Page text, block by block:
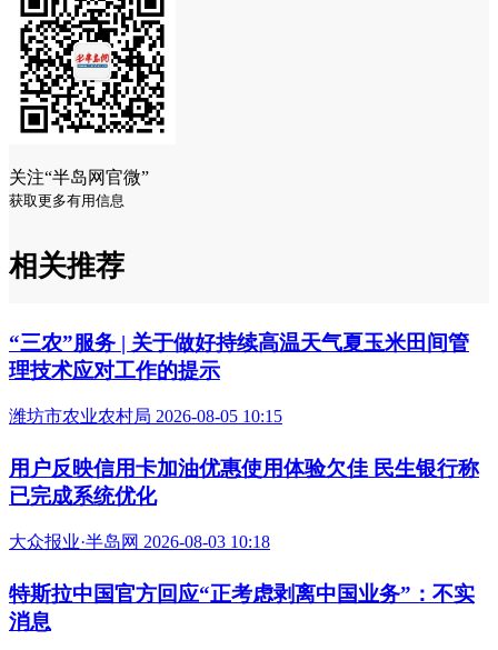
关注“半岛网官微”
获取更多有用信息
相关推荐
“三农”服务 | 关于做好持续高温天气夏玉米田间管
理技术应对工作的提示
潍坊市农业农村局 2026-08-05 10:15
用户反映信用卡加油优惠使用体验欠佳 民生银行称
已完成系统优化
大众报业·半岛网 2026-08-03 10:18
特斯拉中国官方回应“正考虑剥离中国业务”：不实
消息